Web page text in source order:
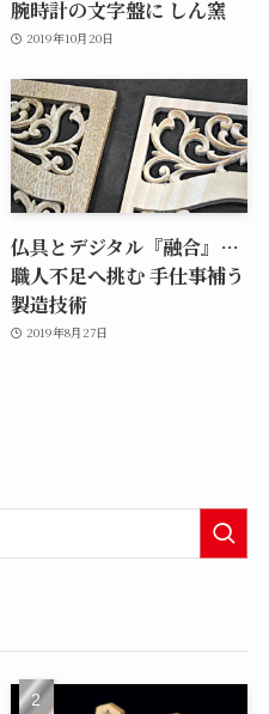
腕時計の文字盤に しん窯
2019年10月20日
仏具とデジタル『融合』…
職人不足へ挑む 手仕事補う
製造技術
2019年8月27日